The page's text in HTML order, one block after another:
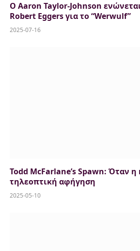
Ο Aaron Taylor-Johnson
Robert Eggers για το “Werwulf”
2025-07-16
Todd McFarlane’s Spawn: Όταν η
τηλεοπτική αφήγηση
2025-05-10